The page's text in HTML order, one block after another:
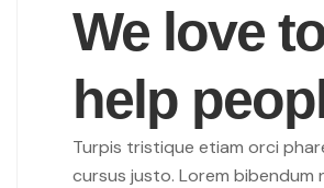
We love
help
Turpis tristique etiam orci
cursus justo. Lorem bibendum